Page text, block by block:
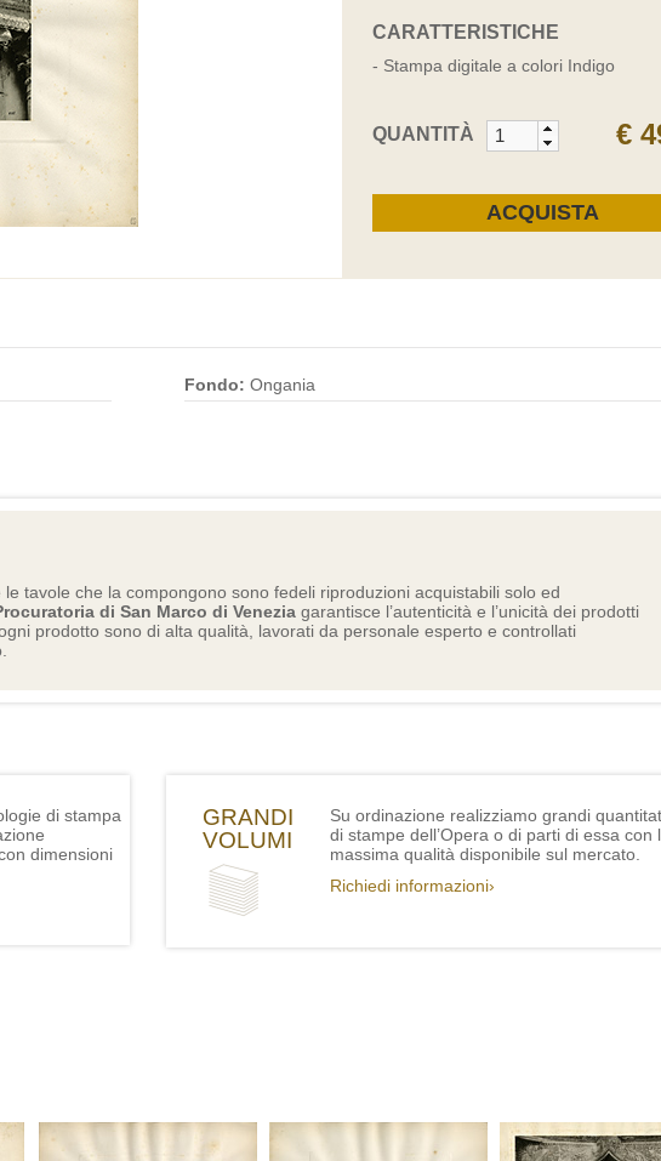
CARATTERISTICHE
- Stampa digitale a colori Indigo
QUANTITÀ €
Fondo: Ongania
le tavole che la compongono sono fedeli riproduzioni acquistabili solo ed
di San Marco di Venezia garantisce l’autenticità e l’unicità dei prodotti
prodotto sono di alta qualità, lavorati da personale esperto e controllati
di stampa
dimensioni
GRANDI
VOLUMI
Su ordinazione realizziamo grandi
di stampe dell’Opera o di parti di essa con
massima qualità disponibile sul mercato.
Richiedi informazioni›